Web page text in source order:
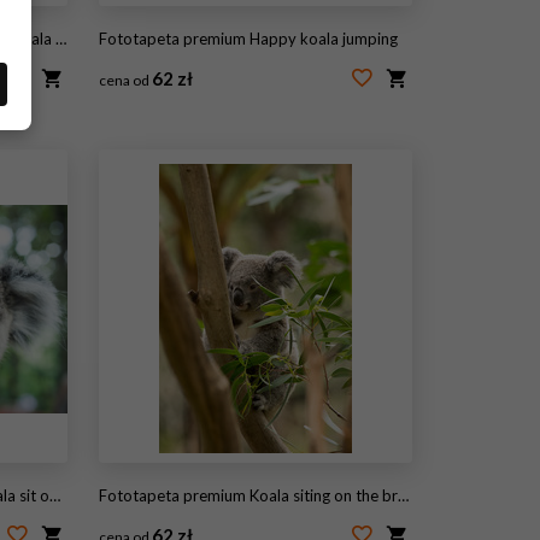
z dzieckiem Fototapeta premium Happy koala jumping
cena od 62 zł
exotic ico Fototapeta premium Koala siting on the branch in the wilderness. Australia.
62 zł